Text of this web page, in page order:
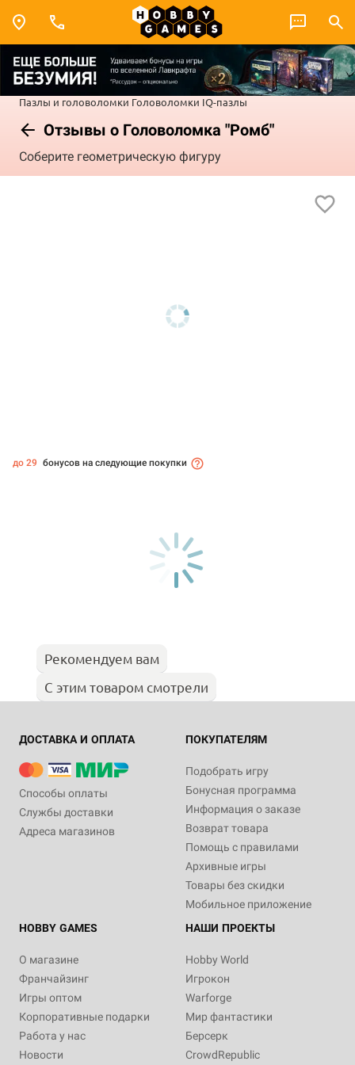
Пазлы и головоломки Головоломки IQ-пазлы
Отзывы о Головоломка "Ромб"
Соберите геометрическую фигуру
до 29 бонусов на следующие покупки
Рекомендуем вам
С этим товаром смотрели
ДОСТАВКА И ОПЛАТА
Способы оплаты
Службы доставки
Адреса магазинов
ПОКУПАТЕЛЯМ
Подобрать игру
Бонусная программа
Информация о заказе
Возврат товара
Помощь с правилами
Архивные игры
Товары без скидки
Мобильное приложение
HOBBY GAMES
О магазине
Франчайзинг
Игры оптом
Корпоративные подарки
Работа у нас
Новости
НАШИ ПРОЕКТЫ
Hobby World
Игрокон
Warforge
Мир фантастики
Берсерк
CrowdRepublic